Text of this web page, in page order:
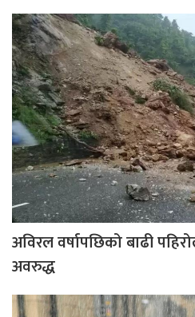
अविरल वर्षापछिको बाढी
अवरुद्ध